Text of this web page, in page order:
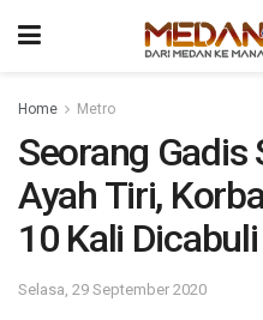
Home Metro
Seorang Gadis
Ayah Tiri,
10 Kali Dicabuli
Selasa, 29 September 2020